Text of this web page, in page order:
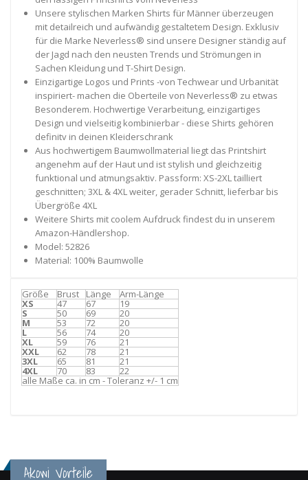
Unsere stylischen Marken Shirts für Männer überzeugen
mit detailreich und aufwändig gestaltetem Design. Exklusiv
für die Marke Neverless® sind unsere Designer ständig auf
der Jagd nach den neusten Trends und Strömungen in
Sachen Kleidung und T-Shirt Design.
Einzigartige Logos und Prints -von Techwear und Urbanität
inspiriert- machen die Oberteile von Neverless® zu etwas
Besonderem. Hochwertige Verarbeitung, einzigartiges
Design und vielseitig kombinierbar - diese Shirts gehören
definitv in deinen Kleiderschrank
Aus hochwertigem Baumwollmaterial liegt das Printshirt
angenehm auf der Haut und ist stylish und gleichzeitig
funktional und atmungsaktiv. Passform: XS-2XL tailliert
geschnitten; 3XL & 4XL weiter, gerader Schnitt, lieferbar bis
Übergröße 4XL
Weitere Shirts mit coolem Aufdruck findest du in unserem
Amazon-Händlershop.
Model: 52826
Material: 100% Baumwolle
Größe Brust Länge Arm-Länge
XS 47 67 19
S 50 69 20
M 53 72 20
L 56 74 20
XL 59 76 21
XXL 62 78 21
3XL 65 81 21
4XL 70 83 22
alle Maße ca. in cm - Toleranz +/- 1 cm
Akowi Vorteile